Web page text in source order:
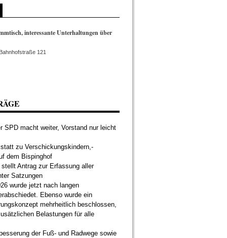
interessante Unterhaltungen über
121
SPD macht weiter, Vorstand nur leicht
zu Verschickungskindern,-
dem Bispinghof
Antrag zur Erfassung aller
Satzungen
wurde jetzt nach langen
Ebenso wurde ein
mehrheitlich beschlossen,
Belastungen für alle
der Fuß- und Radwege sowie